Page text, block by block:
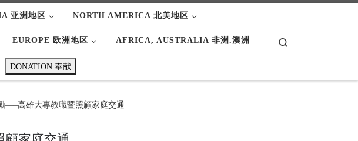
亚洲地区 NORTH AMERICA 北美地区
EUROPE 欧洲地区 AFRICA, AUSTRALIA 非洲.澳洲
DONATION 奉献
高雄大專教職暨照顧家庭交通